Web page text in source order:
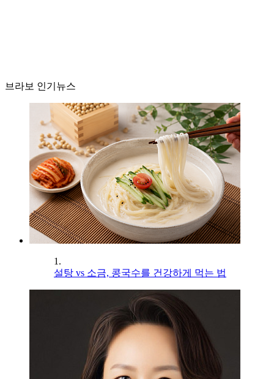
브라보 인기뉴스
1.
설탕 vs 소금, 콩국수를 건강하게 먹는 법